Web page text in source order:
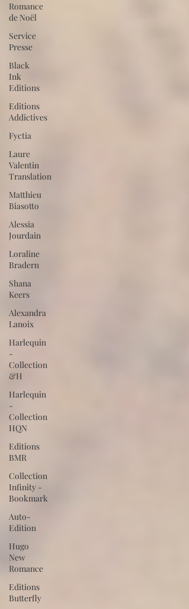
Romance
de Noël
Service
Presse
Black
Ink
Editions
Editions
Addictives
Fyctia
Laure
Valentin
Translation
Matthieu
Biasotto
Alessia
Jourdain
Loraline
Bradern
Shana
Keers
Alexandra
Lanoix
Harlequin
-
Collection
&H
Harlequin
-
Collection
HQN
Editions
BMR
Collection
Infinity -
Bookmark
Auto-
Edition
Hugo
New
Romance
Editions
Butterfly